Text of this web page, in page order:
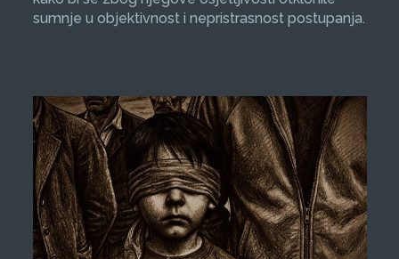
sumnje u objektivnost i nepristrasnost postupanja.